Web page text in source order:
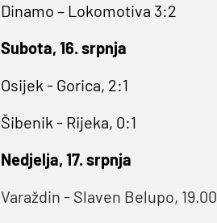
Dinamo – Lokomotiva 3:2
Subota, 16. srpnja
Osijek - Gorica, 2:1
Šibenik - Rijeka, 0:1
Nedjelja, 17. srpnja
Varaždin - Slaven Belupo, 19.00